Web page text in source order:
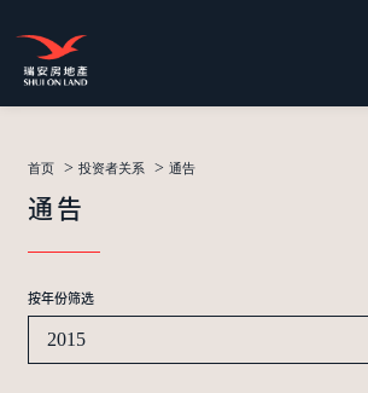
首页 > 投资者关系 > 通告
通告
按年份筛选
2015